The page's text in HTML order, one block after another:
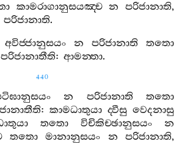
කාමරාගානුසයඤ‍්ච න පරිජානාති,
පරිජානාති.
අවිජ‍්ජානුසයං න පරිජානාති
තතො
පරිජානාතීති: ආමන‍්තා.
440
න පරිජානාති
තතො
:කාමධාතුයා ද‍්වීසු වෙදනාසු
තතො විචිකිච‍්ඡානුසයං
න
තතො මානානුසයං න පරිජානාති,